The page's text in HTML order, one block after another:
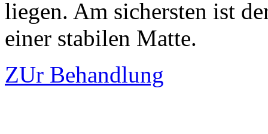
liegen. Am sichersten ist
einer stabilen Matte.
ZUr Behandlung